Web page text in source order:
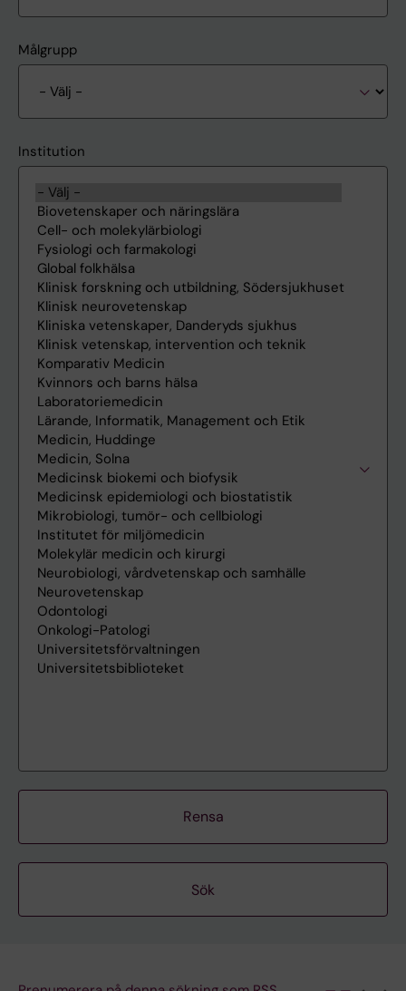
Målgrupp
Institution
Rensa